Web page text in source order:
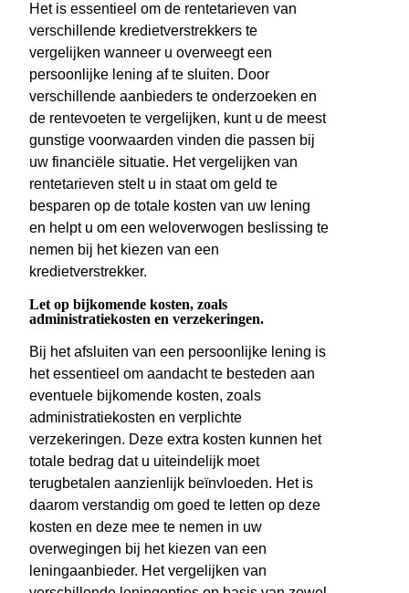
Het is essentieel om de rentetarieven van
verschillende kredietverstrekkers te
vergelijken wanneer u overweegt een
persoonlijke lening af te sluiten. Door
verschillende aanbieders te onderzoeken en
de rentevoeten te vergelijken, kunt u de meest
gunstige voorwaarden vinden die passen bij
uw financiële situatie. Het vergelijken van
rentetarieven stelt u in staat om geld te
besparen op de totale kosten van uw lening
en helpt u om een weloverwogen beslissing te
nemen bij het kiezen van een
kredietverstrekker.
Let op bijkomende kosten, zoals
administratiekosten en verzekeringen.
Bij het afsluiten van een persoonlijke lening is
het essentieel om aandacht te besteden aan
eventuele bijkomende kosten, zoals
administratiekosten en verplichte
verzekeringen. Deze extra kosten kunnen het
totale bedrag dat u uiteindelijk moet
terugbetalen aanzienlijk beïnvloeden. Het is
daarom verstandig om goed te letten op deze
kosten en deze mee te nemen in uw
overwegingen bij het kiezen van een
leningaanbieder. Het vergelijken van